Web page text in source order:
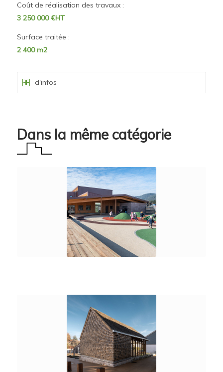
Coût de réalisation des travaux :
3 250 000 €HT
Surface traitée :
2 400 m2
d'infos
Dans la même catégorie